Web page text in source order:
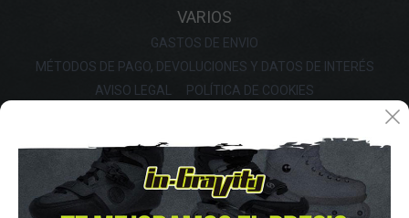
VARIOS
GASTOS DE ENVIO
MÉTODOS DE PAGO, DEVOLUCIONES Y DATOS DE INTERÉS
AVISO LEGAL
POLÍTICA DE COOKIES
FINANCIA CON: